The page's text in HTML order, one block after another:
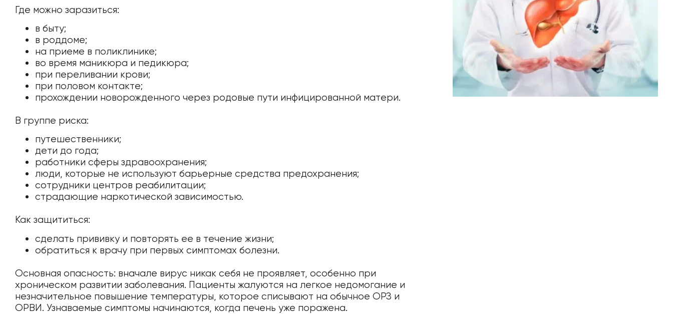
Где можно заразиться:
в быту;
в роддоме;
на приеме в поликлинике;
во время маникюра и педикюра;
при переливании крови;
при половом контакте;
прохождении новорожденного через родовые пути инфицированной матери.
В группе риска:
путешественники;
дети до года;
работники сферы здравоохранения;
люди, которые не используют барьерные средства предохранения;
сотрудники центров реабилитации;
страдающие наркотической зависимостью.
Как защититься:
сделать прививку и повторять ее в течение жизни;
обратиться к врачу при первых симптомах болезни.
Основная опасность: вначале вирус никак себя не проявляет, особенно при
хроническом развитии заболевания. Пациенты жалуются на легкое недомогание и
незначительное повышение температуры, которое списывают на обычное ОРЗ и
ОРВИ. Узнаваемые симптомы начинаются, когда печень уже поражена.